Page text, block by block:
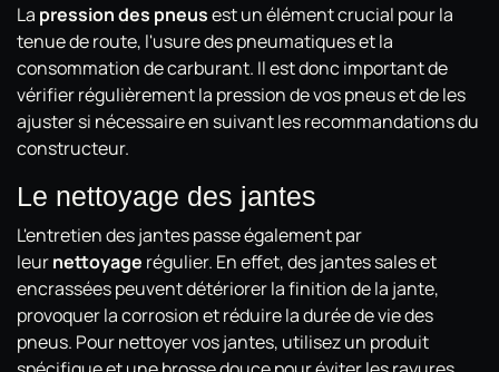
La pression des pneusest un élément crucial pour la
tenue de route, l'usure des pneumatiques et la
consommation de carburant. Il est donc important de
vérifier régulièrement la pression de vos pneus et de les
ajuster si nécessaire en suivant les recommandations du
constructeur.
Le nettoyage des jantes
L'entretien des jantes passe également par
leurnettoyage régulier. En effet, des jantes sales et
encrassées peuvent détériorer la finition de la jante,
provoquer la corrosion et réduire la durée de vie des
pneus. Pour nettoyer vos jantes, utilisez un produit